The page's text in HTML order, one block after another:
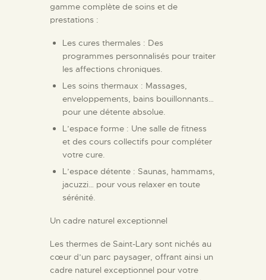
gamme complète de soins et de
prestations :
Les cures thermales : Des
programmes personnalisés pour traiter
les affections chroniques.
Les soins thermaux : Massages,
enveloppements, bains bouillonnants…
pour une détente absolue.
L’espace forme : Une salle de fitness
et des cours collectifs pour compléter
votre cure.
L’espace détente : Saunas, hammams,
jacuzzi… pour vous relaxer en toute
sérénité.
Un cadre naturel exceptionnel
Les thermes de Saint-Lary sont nichés au
cœur d’un parc paysager, offrant ainsi un
cadre naturel exceptionnel pour votre